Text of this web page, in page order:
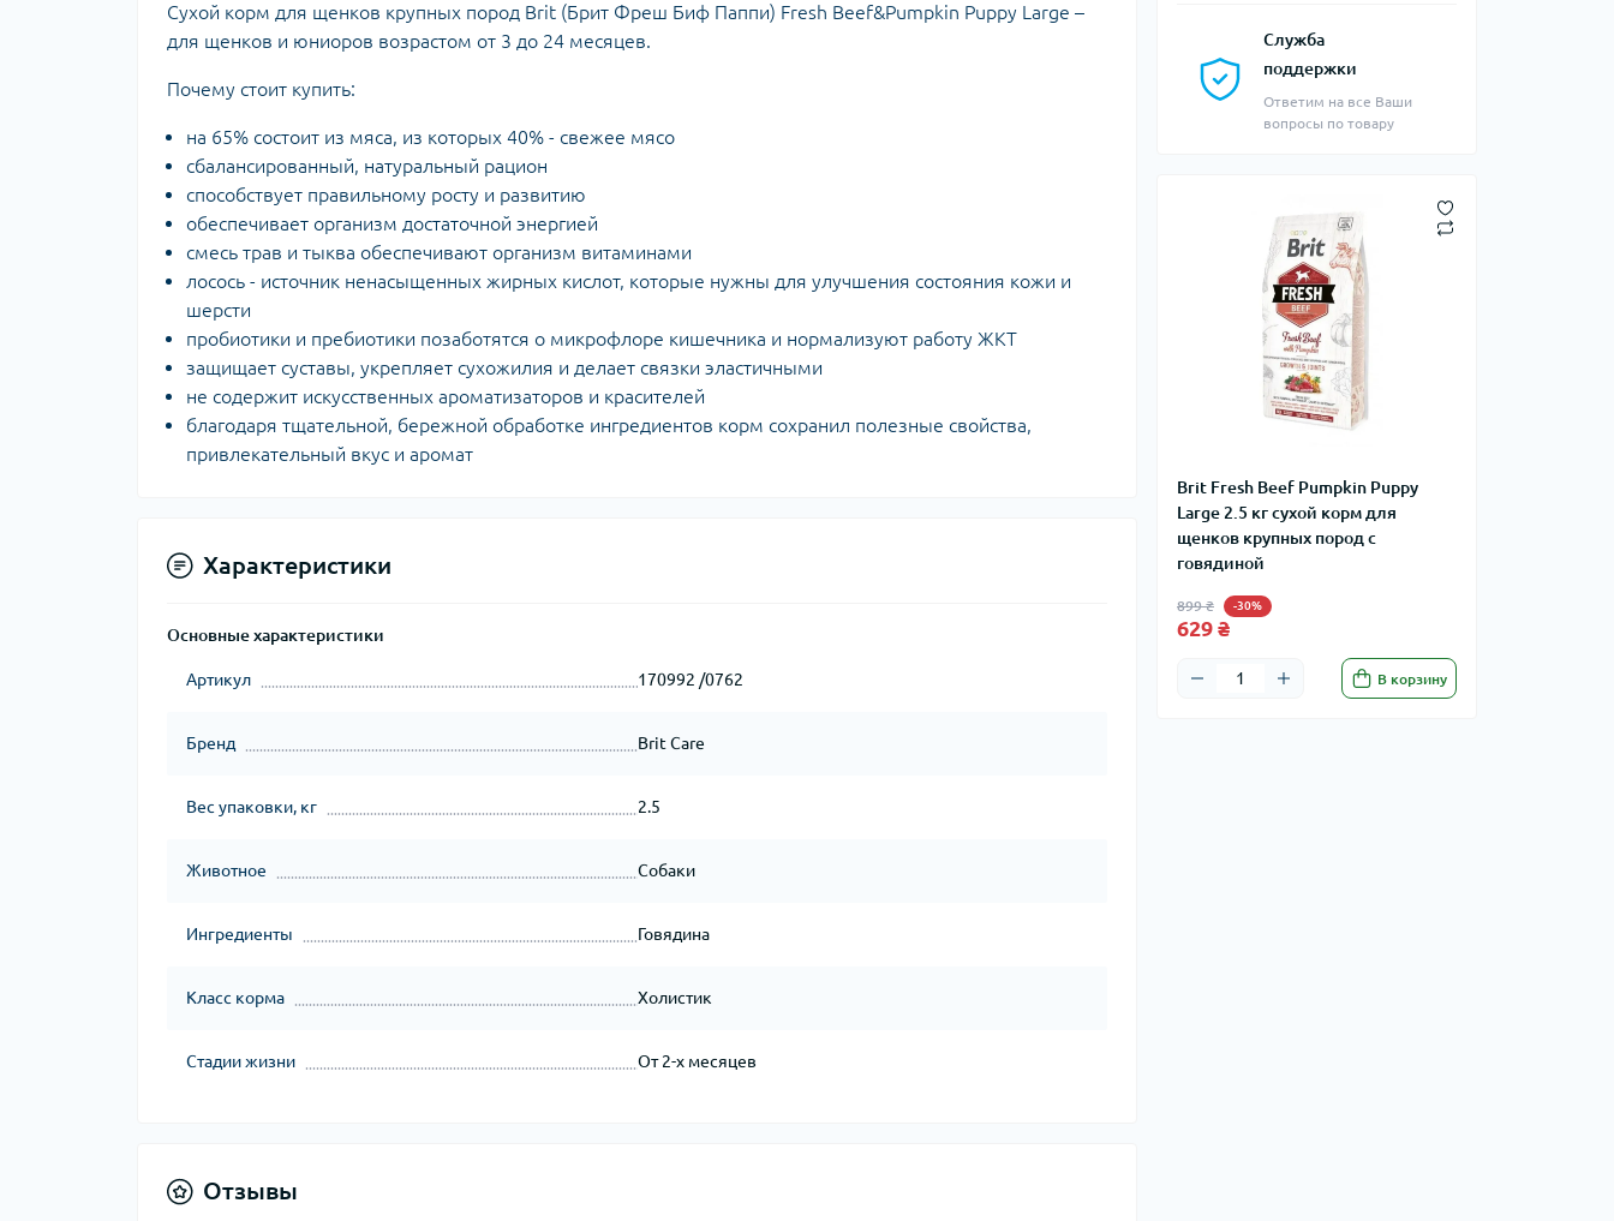
Служба
поддержки
Ответим на все Ваши
вопросы по товару
Brit Fresh Beef Pumpkin Puppy
Large 2.5 кг сухой корм для
щенков крупных пород с
говядиной
899 ₴ -30%
629 ₴
В корзину
Сухой корм для щенков крупных пород Brit (Брит Фреш Биф Паппи) Fresh Beef&Pumpkin Puppy Large –
для щенков и юниоров возрастом от 3 до 24 месяцев.
Почему стоит купить:
на 65% состоит из мяса, из которых 40% - свежее мясо
сбалансированный, натуральный рацион
способствует правильному росту и развитию
обеспечивает организм достаточной энергией
смесь трав и тыква обеспечивают организм витаминами
лосось - источник ненасыщенных жирных кислот, которые нужны для улучшения состояния кожи и
шерсти
пробиотики и пребиотики позаботятся о микрофлоре кишечника и нормализуют работу ЖКТ
защищает суставы, укрепляет сухожилия и делает связки эластичными
не содержит искусственных ароматизаторов и красителей
благодаря тщательной, бережной обработке ингредиентов корм сохранил полезные свойства,
привлекательный вкус и аромат
Характеристики
Основные характеристики
Артикул 170992 /0762
Бренд Brit Care
Вес упаковки, кг 2.5
Животное Собаки
Ингредиенты Говядина
Класс корма Холистик
Стадии жизни От 2-х месяцев
Отзывы